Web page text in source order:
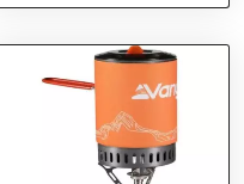
Moroccan Blue